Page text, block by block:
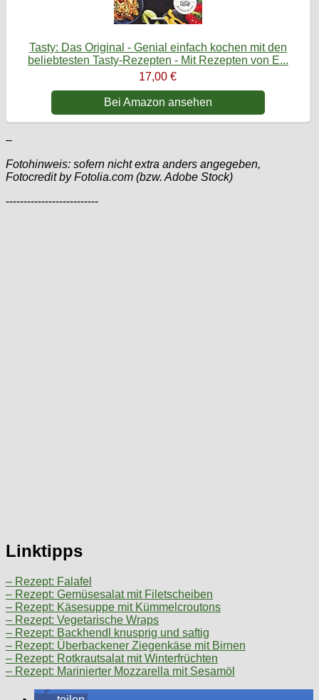
Tasty: Das Original - Genial einfach kochen mit den
beliebtesten Tasty-Rezepten - Mit Rezepten von E...
17,00 €
Bei Amazon ansehen
–
Fotohinweis: sofern nicht extra anders angegeben,
Fotocredit by Fotolia.com (bzw. Adobe Stock)
--------------------------
Linktipps
– Rezept: Falafel
– Rezept: Gemüsesalat mit Filetscheiben
– Rezept: Käsesuppe mit Kümmelcroutons
– Rezept: Vegetarische Wraps
– Rezept: Backhendl knusprig und saftig
– Rezept: Überbackener Ziegenkäse mit Birnen
– Rezept: Rotkrautsalat mit Winterfrüchten
– Rezept: Marinierter Mozzarella mit Sesamöl